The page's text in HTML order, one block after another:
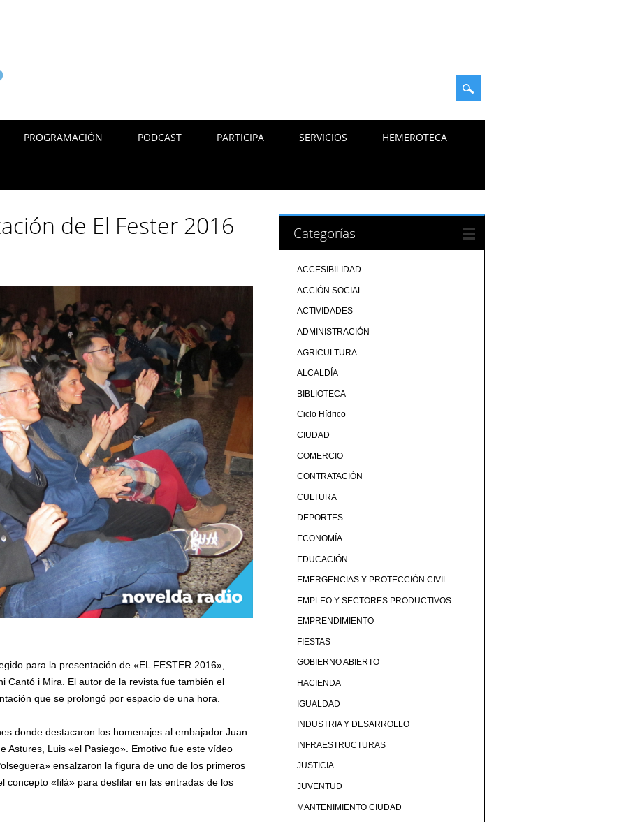
PROGRAMACIÓN PODCAST PARTICIPA SERVICIOS HEMEROTECA
de El Fester 2016
para la presentación de «EL FESTER 2016»,
Cantó i Mira. El autor de la revista fue también el
que se prolongó por espacio de una hora.
donde destacaron los homenajes al embajador Juan
Astures, Luis «el Pasiego». Emotivo fue este vídeo
ensalzaron la figura de uno de los primeros
concepto «filà» para desfilar en las entradas de los
Categorías
ACCESIBILIDAD
ACCIÓN SOCIAL
ACTIVIDADES
ADMINISTRACIÓN
AGRICULTURA
ALCALDÍA
BIBLIOTECA
Ciclo Hídrico
CIUDAD
COMERCIO
CONTRATACIÓN
CULTURA
DEPORTES
ECONOMÍA
EDUCACIÓN
EMERGENCIAS Y PROTECCIÓN CIVIL
EMPLEO Y SECTORES PRODUCTIVOS
EMPRENDIMIENTO
FIESTAS
GOBIERNO ABIERTO
HACIENDA
IGUALDAD
INDUSTRIA Y DESARROLLO
INFRAESTRUCTURAS
JUSTICIA
JUVENTUD
MANTENIMIENTO CIUDAD